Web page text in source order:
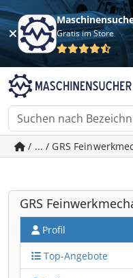
Gratis im Store
/ ... / GRS
GRS
Profil
Top-Angebote